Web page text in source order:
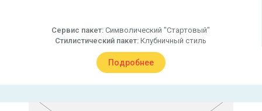
Сервис пакет: Символический "Стартовый"
Стилистический пакет: Клубничный стиль
Подробнее